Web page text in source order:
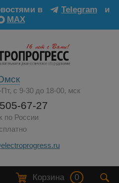
в Telegram
и
MAX
с 9-30 до 18-00, мск
67-27
по России
Корзина 0